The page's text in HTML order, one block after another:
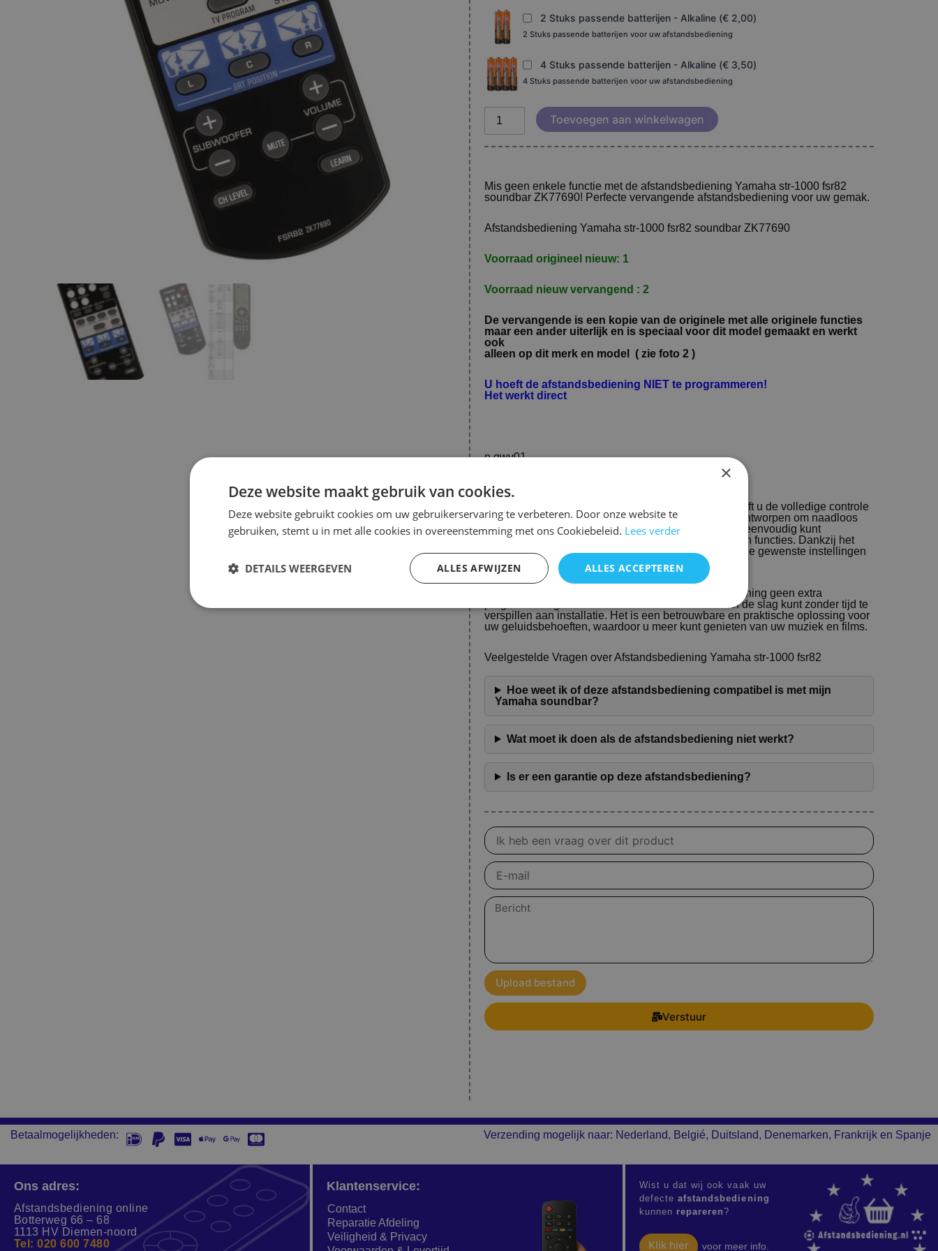
2 Stuks passende batterijen - Alkaline (€ 2,00)
2 Stuks passende batterijen voor uw afstandsbediening
4 Stuks passende batterijen - Alkaline (€ 3,50)
4 Stuks passende batterijen voor uw afstandsbediening
Toevoegen aan winkelwagen
Mis geen enkele functie met de afstandsbediening Yamaha str-1000 fsr82
soundbar ZK77690! Perfecte vervangende afstandsbediening voor uw gemak.
Afstandsbediening Yamaha str-1000 fsr82 soundbar ZK77690
Voorraad origineel nieuw: 1
Voorraad nieuw vervangend : 2
De vervangende is een kopie van de originele met alle originele functies
maar een ander uiterlijk en is speciaal voor dit model gemaakt en werkt
ook
alleen op dit merk en model ( zie foto 2 )
U hoeft de afstandsbediening NIET te programmeren!
Het werkt direct
n.qwv01
Afstandsbediening Yamaha str-1000 fsr82 kopen
Met de Yamaha str-1000 fsr82 afstandsbediening heeft u de volledige controle
over uw audio-ervaring. Deze afstandsbediening is ontworpen om naadloos
samen te werken met uw Yamaha soundbar, zodat u eenvoudig kunt
schakelen tussen verschillende geluidsinstellingen en functies. Dankzij het
gebruiksvriendelijke ontwerp kunt u snel en efficiënt de gewenste instellingen
aanpassen zonder enige moeite.
Het is belangrijk om te weten dat deze afstandsbediening geen extra
programmering vereist. Dit betekent dat u direct aan de slag kunt zonder tijd te
verspillen aan installatie. Het is een betrouwbare en praktische oplossing voor
uw geluidsbehoeften, waardoor u meer kunt genieten van uw muziek en films.
Veelgestelde Vragen over Afstandsbediening Yamaha str-1000 fsr82
Hoe weet ik of deze afstandsbediening compatibel is met mijn
Yamaha soundbar?
Wat moet ik doen als de afstandsbediening niet werkt?
Is er een garantie op deze afstandsbediening?
Vraag
over
product
E-
mail
Bericht
Upload bestand
Verstuur
Betaalmogelijkheden: Verzending mogelijk naar: Nederland, Belgié, Duitsland, Denemarken, Frankrijk en Spanje
Ons adres:
Afstandsbediening online
Botterweg 66 – 68
1113 HV Diemen-noord
Tel: 020 600 7480
Klantenservice:
Contact
Reparatie Afdeling
Veiligheid & Privacy
Wist u dat wij ook vaak uw
defecteafstandsbediening
kunnen repareren?
Klik hier voor meer info.
×
Deze website maakt gebruik van cookies.
Deze website gebruikt cookies om uw gebruikerservaring te verbeteren. Door onze website te
gebruiken, stemt u in met alle cookies in overeenstemming met ons Cookiebeleid. Lees verder
ALLES ACCEPTEREN
ALLES AFWIJZEN
DETAILS WEERGEVEN